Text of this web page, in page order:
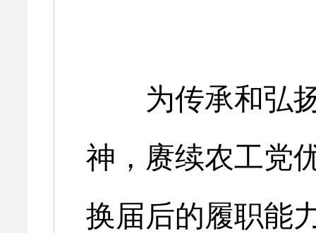
为传承和弘扬
神，赓续农工党
换届后的履职能